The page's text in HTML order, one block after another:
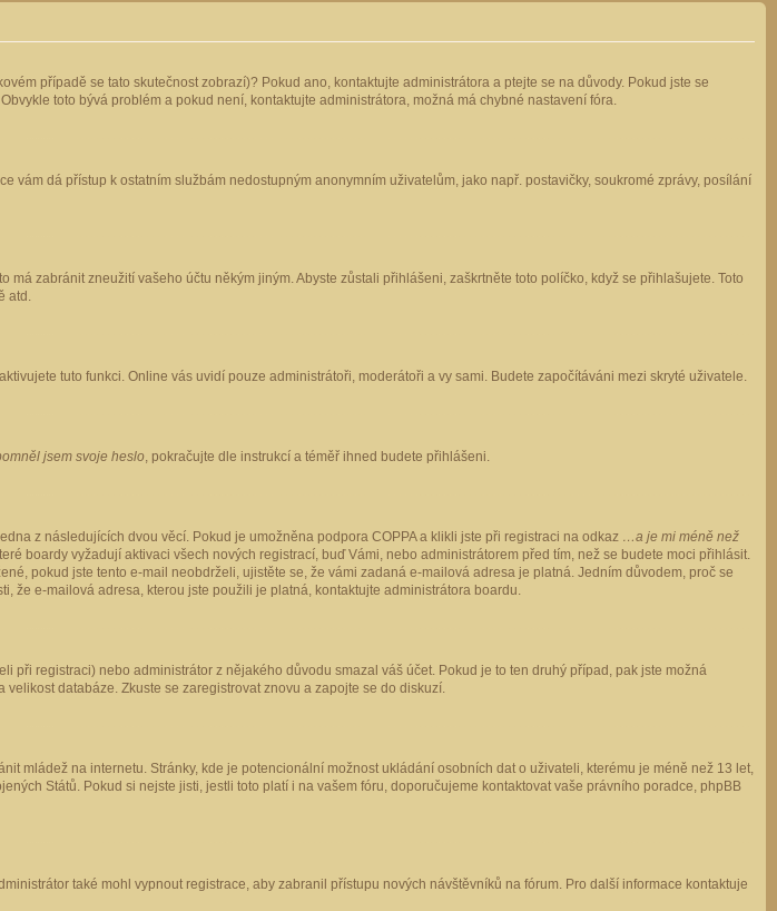
případě se tato skutečnost zobrazí)? Pokud ano, kontaktujte administrátora a ptejte se na důvody. Pokud jste se
toto bývá problém a pokud není, kontaktujte administrátora, možná má chybné nastavení fóra.
dá přístup k ostatním službám nedostupným anonymním uživatelům, jako např. postavičky, soukromé zprávy, posílání
má zabránit zneužití vašeho účtu někým jiným. Abyste zůstali přihlášeni, zaškrtněte toto políčko, když se přihlašujete. Toto
atd.
aktivujete tuto funkci. Online vás uvidí pouze administrátoři, moderátoři a vy sami. Budete započítáváni mezi skryté uživatele.
jsem svoje heslo, pokračujte dle instrukcí a téměř ihned budete přihlášeni.
z následujících dvou věcí. Pokud je umožněna podpora COPPA a klikli jste při registraci na odkaz …a je mi méně než
boardy vyžadují aktivaci všech nových registrací, buď Vámi, nebo administrátorem před tím, než se budete moci přihlásit.
pokud jste tento e-mail neobdrželi, ujistěte se, že vámi zadaná e-mailová adresa je platná. Jedním důvodem, proč se
že e-mailová adresa, kterou jste použili je platná, kontaktujte administrátora boardu.
registraci) nebo administrátor z nějakého důvodu smazal váš účet. Pokud je to ten druhý případ, pak jste možná
databáze. Zkuste se zaregistrovat znovu a zapojte se do diskuzí.
mládež na internetu. Stránky, kde je potencionální možnost ukládání osobních dat o uživateli, kterému je méně než 13 let,
Států. Pokud si nejste jisti, jestli toto platí i na vašem fóru, doporučujeme kontaktovat vaše právního poradce, phpBB
také mohl vypnout registrace, aby zabranil přístupu nových návštěvníků na fórum. Pro další informace kontaktuje